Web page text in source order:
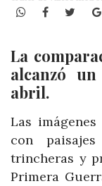
WhatsApp
Facebook
La
alcanzó
abril.
Las
con
trincheras y
Primera